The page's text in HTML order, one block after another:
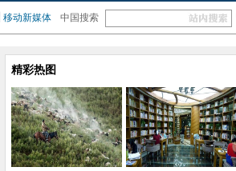
移动新媒体 中国搜索
精彩热图